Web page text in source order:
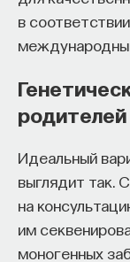
в
Идеальный
выглядит так.
на
им
моногенных
КУРС
Наука